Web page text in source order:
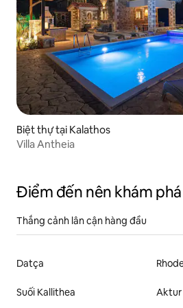
Biệt thự tại Kalathos
Villa Antheia
Điểm đến nên khám phá
Thắng cảnh lân cận hàng đầu
Datça
Suối Kallithea Aktur